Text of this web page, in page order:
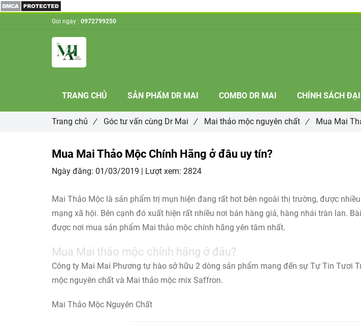
Mua Mai Thảo Mộc Chính Hãng ở đâu uy tín?
Ngày đăng: 01/03/2019 | Lượt xem: 2824
Mai Thảo Mộc là sản phẩm trị mụn hiện đang rất hot bên ngoài thị trường, được
mạng xã hội. Bên cạnh đó xuất hiện rất nhiều nơi bán hàng giả, hàng nhái tràn lan.
được nơi mua sản phẩm Mai thảo mộc chính hãng yên tâm nhất.
Mua Mai thảo mộc chính hãng ở đâu?
Công ty Mai Mai Phương tự hào sở hữu 2 dòng sản phẩm mang đến sự Tự Tin Tươi
mộc nguyên chất và Mai thảo mộc mix Saffron.
Mai Thảo Mộc Nguyên Chất
Trang chủ / Góc tư vấn cùng Dr Mai / Mai thảo mộc nguyên chất / Mua Mai
Gọi ngay : 0972799250
TRANG CHỦ SẢN PHẨM DR MAI COMBO DR MAI CHÍNH SÁCH